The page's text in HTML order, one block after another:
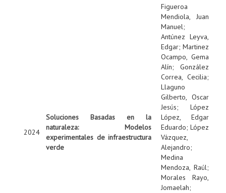
2024
Soluciones Basadas en la
naturaleza: Modelos
experimentales de infraestructura
verde
Figueroa
Mendiola, Juan
Manuel;
Antúnez Leyva,
Edgar; Martinez
Ocampo, Gema
Alín; González
Correa, Cecilia;
Llaguno
Gilberto, Oscar
Jesús; López
López, Edgar
Eduardo; López
Vázquez,
Alejandro;
Medina
Mendoza, Raúl;
Morales Rayo,
Jomaelah;